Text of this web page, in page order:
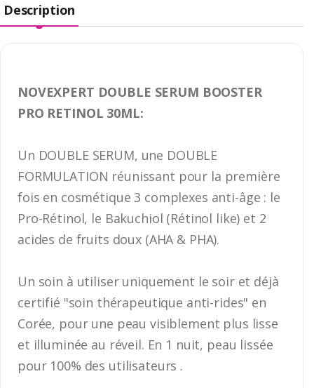
Description
NOVEXPERT DOUBLE SERUM BOOSTER
PRO RETINOL 30ML:
Un DOUBLE SERUM, une DOUBLE
FORMULATION réunissant pour la première
fois en cosmétique 3 complexes anti-âge : le
Pro-Rétinol, le Bakuchiol (Rétinol like) et 2
acides de fruits doux (AHA & PHA).
Un soin à utiliser uniquement le soir et déjà
certifié "soin thérapeutique anti-rides" en
Corée, pour une peau visiblement plus lisse
et illuminée au réveil. En 1 nuit, peau lissée
pour 100% des utilisateurs .